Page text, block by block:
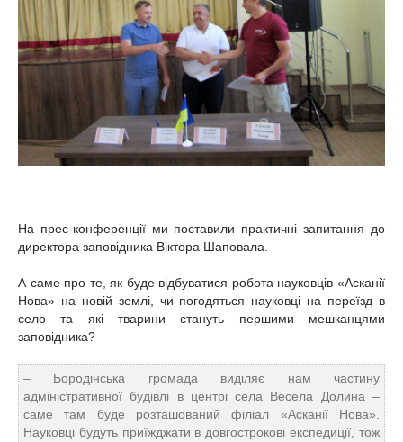
На прес-конференції ми поставили практичні запитання до
директора заповідника Віктора Шаповала.
А саме про те, як буде відбуватися робота науковців «Асканії
Нова» на новій землі, чи погодяться науковці на переїзд в
село та які тварини стануть першими мешканцями
заповідника?
– Бородінська громада виділяє нам частину
адміністративної будівлі в центрі села Весела Долина –
саме там буде розташований філіал «Асканії Нова».
Науковці будуть приїжджати в довгострокові експедиції, тож